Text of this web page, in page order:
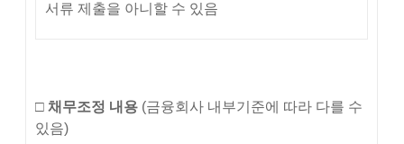
서류 제출을 아니할 수 있음
□ 채무조정 내용 (금융회사 내부기준에 따라 다를 수
있음)